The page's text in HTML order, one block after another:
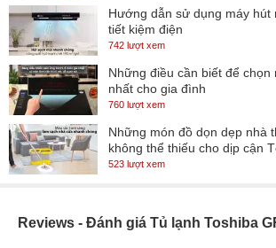
Hướng dẫn sử dụng máy hút
tiết kiệm điện
742 lượt xem
Những điều cần biết để
nhất cho gia đình
760 lượt xem
Những món đồ dọn dẹp nhà
không thể thiếu cho dịp cận
523 lượt xem